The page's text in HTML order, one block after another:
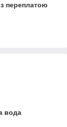
з переплатою
вода